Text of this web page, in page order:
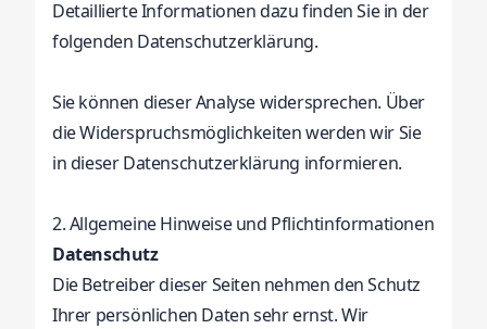
Detaillierte Informationen dazu finden Sie in der
folgenden Datenschutzerklärung.
Sie können dieser Analyse widersprechen. Über
die Widerspruchsmöglichkeiten werden wir Sie
in dieser Datenschutzerklärung informieren.
2. Allgemeine Hinweise und Pflichtinformationen
Datenschutz
Die Betreiber dieser Seiten nehmen den Schutz
Ihrer persönlichen Daten sehr ernst. Wir